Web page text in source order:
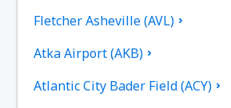
Fletcher Asheville (AVL)
Atka Airport (AKB)
Atlantic City Bader Field (ACY)